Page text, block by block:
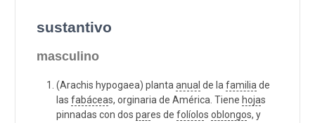
sustantivo
masculino
(Arachis hypogaea) planta anual de la familia de
las fabáceas, orginaria de América. Tiene hojas
pinnadas con dos pares de folíolos oblongos, y